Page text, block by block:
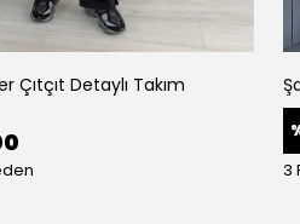
Çıtçıt Detaylı Takım
3